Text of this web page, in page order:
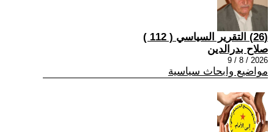
(26) التقرير السياسي ( 112 )
صلاح بدرالدين
2026 / 8 / 9
مواضيع وابحاث سياسية